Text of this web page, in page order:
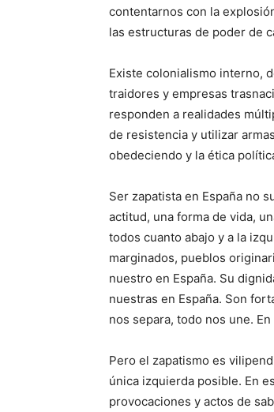
contentarnos con la
las estructuras de poder de
Existe colonialismo interno,
traidores y empresas
responden a realidades
de resistencia y utilizar
obedeciendo y la ética
Ser zapatista en España no
actitud, una forma de vida,
todos cuanto abajo y a la
marginados, pueblos
nuestro en España. Su
nuestras en España. Son
nos separa, todo nos une.
Pero el zapatismo es
única izquierda posible. En
provocaciones y actos de